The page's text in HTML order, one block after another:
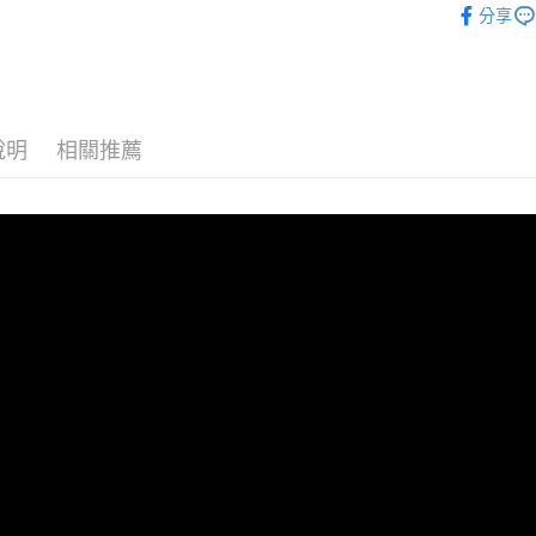
端請提供
｜新品上
分享
明 相關推薦